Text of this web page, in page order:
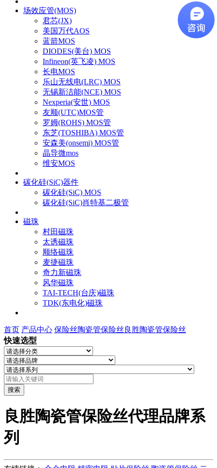
场效应管(MOS)
君芯(JX)
美国万代AOS
蓝箭MOS
DIODES(美台) MOS
Infineon(英飞凌) MOS
长电MOS
乐山无线电(LRC) MOS
无锡新洁能(NCE) MOS
Nexperia(安世) MOS
友顺(UTC)MOS管
罗姆(ROHS) MOS管
东芝(TOSHIBA) MOS管
安森美(onsemi) MOS管
晶导微mos
维安MOS
碳化硅(SiC)器件
碳化硅(SiC) MOS
碳化硅(SiC)肖特基二极管
磁珠
村田磁珠
太诱磁珠
顺络磁珠
麦捷磁珠
奇力新磁珠
风华磁珠
TAI-TECH(台庆)磁珠
TDK(东电化)磁珠
首页 产品中心 保险丝陶瓷管保险丝良胜陶瓷管保险丝
快速选型
搜索
良胜陶瓷管保险丝代理品牌系
列